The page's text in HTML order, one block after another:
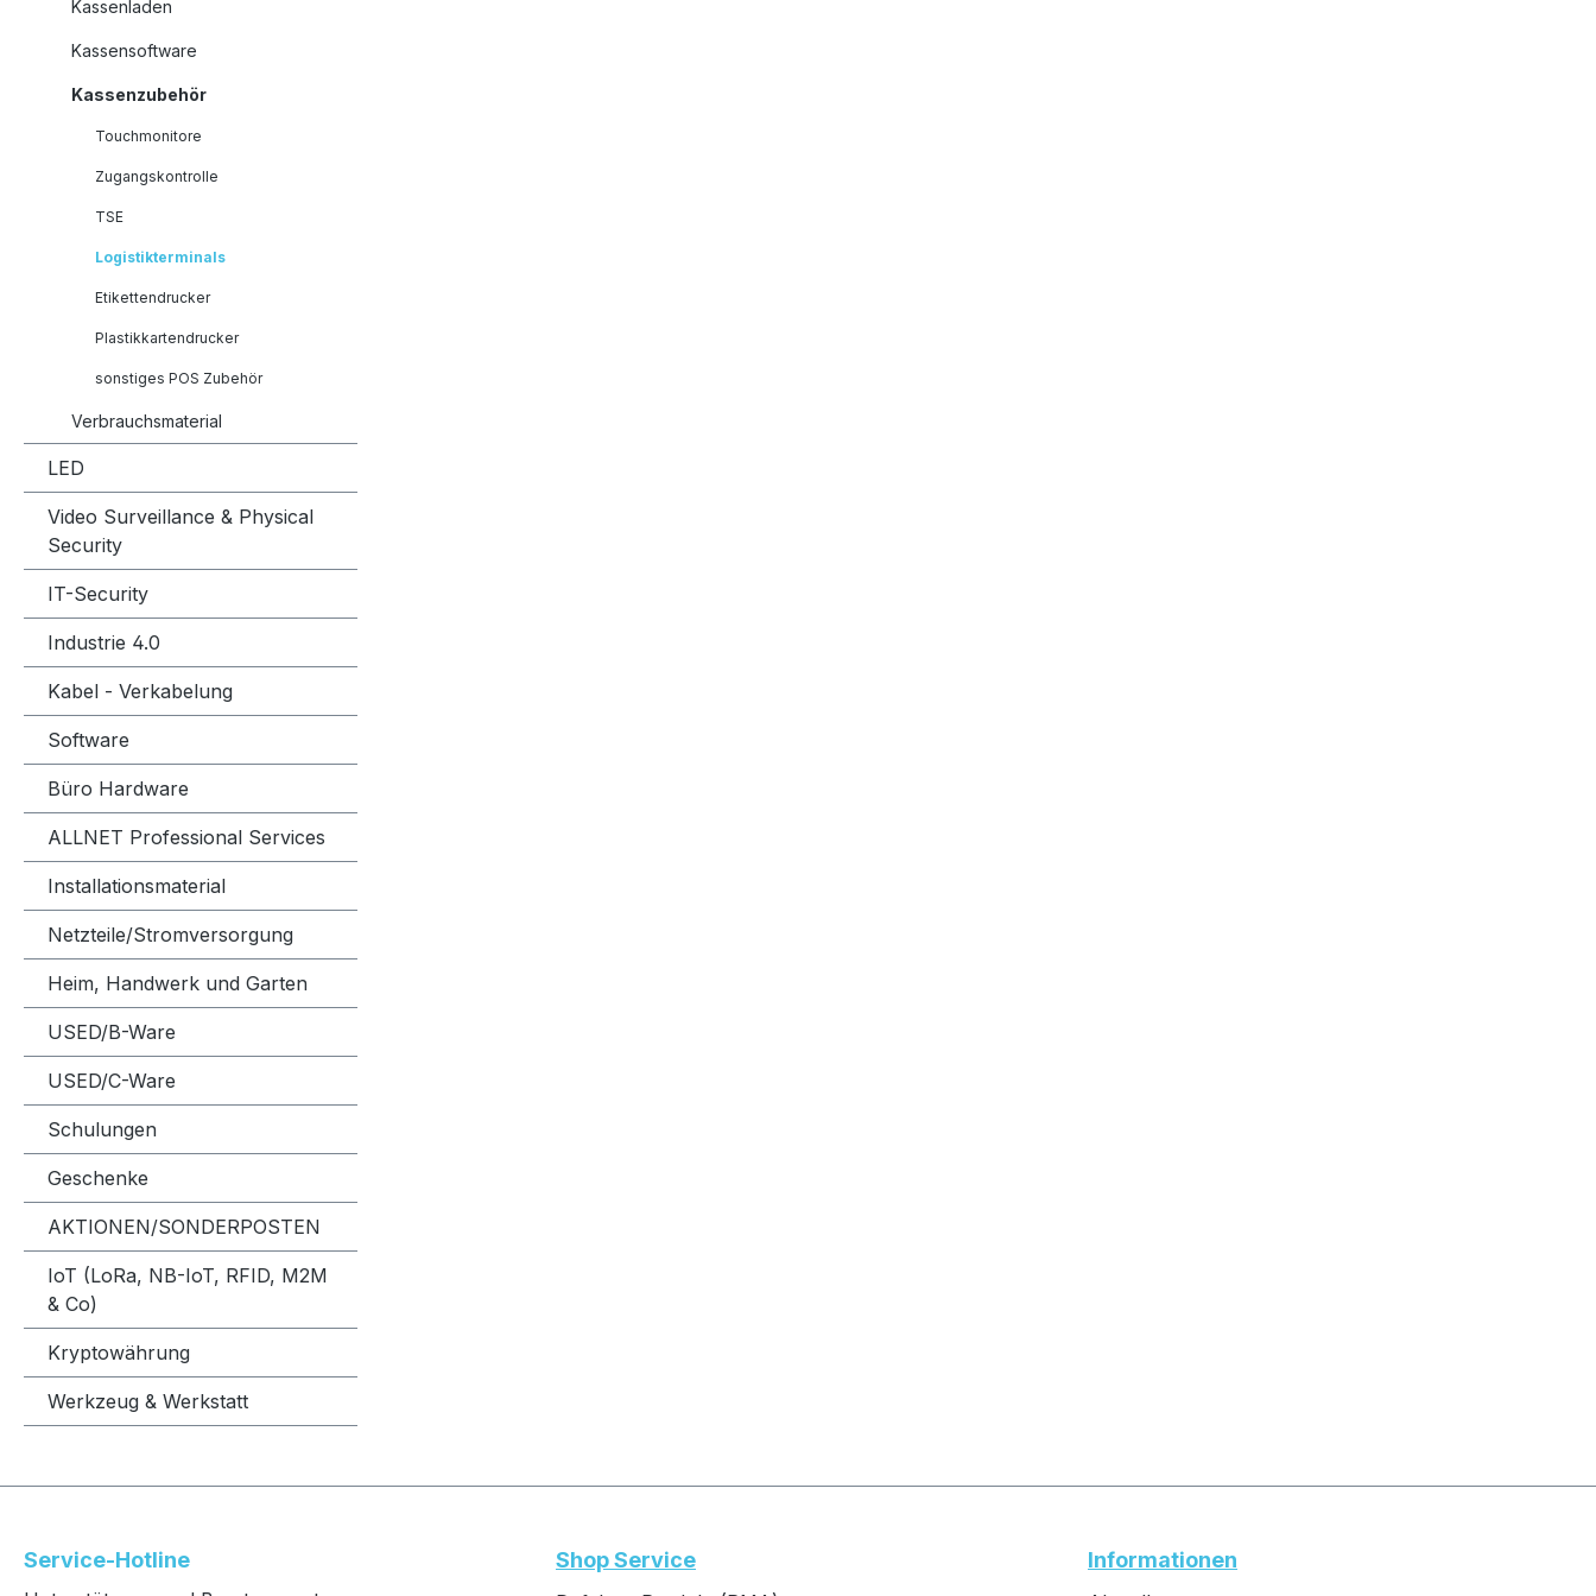
Kassenladen
Kassensoftware
Kassenzubehör
Touchmonitore
Zugangskontrolle
TSE
Logistikterminals
Etikettendrucker
Plastikkartendrucker
sonstiges POS Zubehör
Verbrauchsmaterial
LED
Video Surveillance & Physical
Security
IT-Security
Industrie 4.0
Kabel - Verkabelung
Software
Büro Hardware
ALLNET Professional Services
Installationsmaterial
Netzteile/Stromversorgung
Heim, Handwerk und Garten
USED/B-Ware
USED/C-Ware
Schulungen
Geschenke
AKTIONEN/SONDERPOSTEN
IoT (LoRa, NB-IoT, RFID, M2M
& Co)
Kryptowährung
Werkzeug & Werkstatt
Service-Hotline Shop Service Informationen